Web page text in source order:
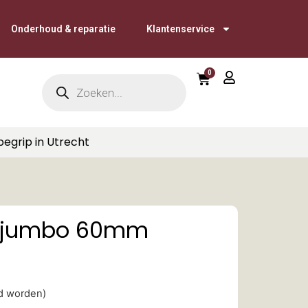
Onderhoud & reparatie Klantenservice
0
in Utrecht
60mm
worden)